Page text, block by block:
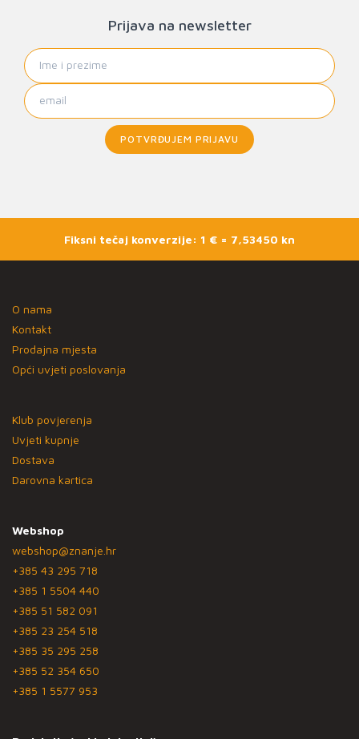
Prijava na newsletter
POTVRĐUJEM PRIJAVU
Fiksni tečaj konverzije: 1 € = 7,53450 kn
O nama
Kontakt
Prodajna mjesta
Opći uvjeti poslovanja
Klub povjerenja
Uvjeti kupnje
Dostava
Darovna kartica
Webshop
webshop@znanje.hr
+385 43 295 718
+385 1 5504 440
+385 51 582 091
+385 23 254 518
+385 35 295 258
+385 52 354 650
+385 1 5577 953